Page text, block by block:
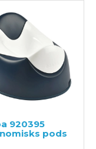
920395
pods